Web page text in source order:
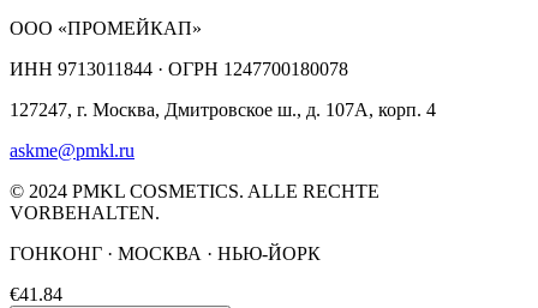
ООО «ПРОМЕЙКАП»
ИНН 9713011844 · ОГРН 1247700180078
127247, г. Москва, Дмитровское ш., д. 107А, корп. 4
askme@pmkl.ru
© 2024 PMKL COSMETICS. ALLE RECHTE
VORBEHALTEN.
ГОНКОНГ · МОСКВА · НЬЮ-ЙОРК
€41.84